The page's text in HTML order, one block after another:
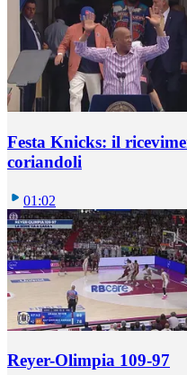
Festa Knicks: il
coriandoli
01:02
Reyer-Olimpia 109-97